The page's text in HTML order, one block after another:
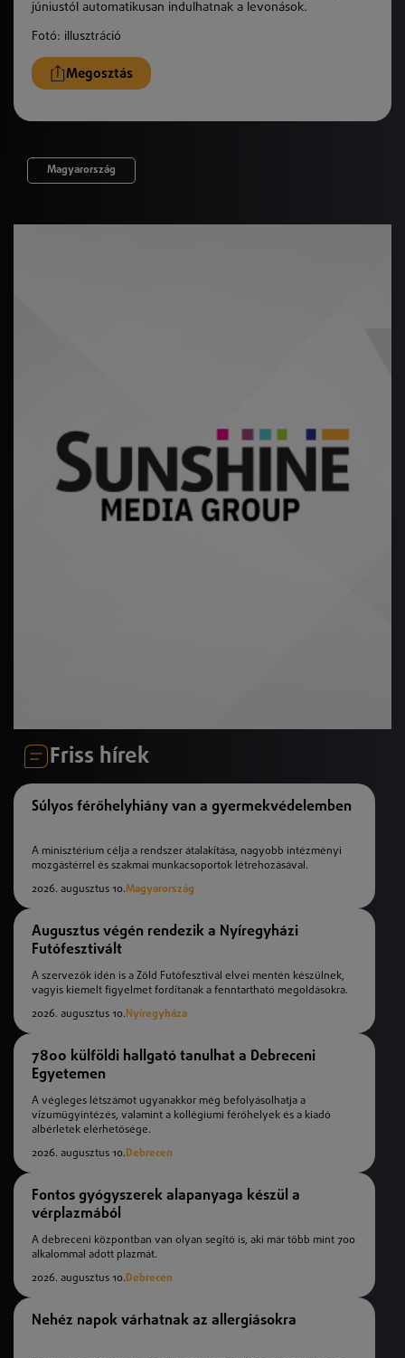
júniustól automatikusan indulhatnak a levonások.
Fotó: illusztráció
Megosztás
Magyarország
Friss hírek
Súlyos férőhelyhiány van a gyermekvédelemben
A minisztérium célja a rendszer átalakítása, nagyobb intézményi
mozgástérrel és szakmai munkacsoportok létrehozásával.
2026. augusztus 10.Magyarország
Augusztus végén rendezik a Nyíregyházi
Futófesztivált
A szervezők idén is a Zöld Futófesztivál elvei mentén készülnek,
vagyis kiemelt figyelmet fordítanak a fenntartható megoldásokra.
2026. augusztus 10. Nyíregyháza
7800 külföldi hallgató tanulhat a Debreceni
Egyetemen
A végleges létszámot ugyanakkor még befolyásolhatja a
vízumügyintézés, valamint a kollégiumi férőhelyek és a kiadó
albérletek elérhetősége.
2026. augusztus 10.Debrecen
Fontos gyógyszerek alapanyaga készül a
vérplazmából
A debreceni központban van olyan segítő is, aki már több mint 700
alkalommal adott plazmát.
2026. augusztus 10.Debrecen
Nehéz napok várhatnak az allergiásokra